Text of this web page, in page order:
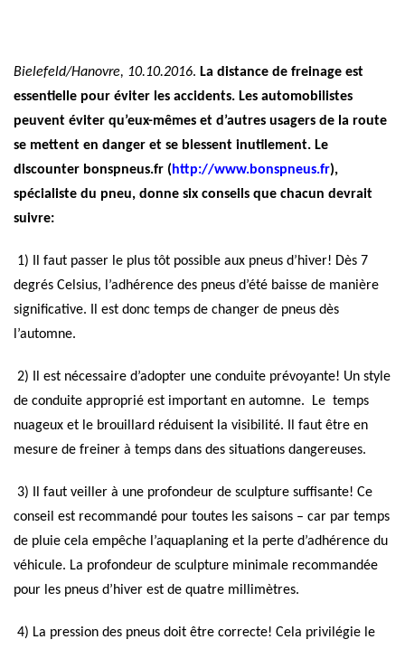
Bielefeld/Hanovre, 10.10.2016. La distance de freinage est
essentielle pour éviter les accidents. Les automobilistes
peuvent éviter qu’eux-mêmes et d’autres usagers de la route
se mettent en danger et se blessent inutilement. Le
discounter bonspneus.fr ( http://www.bonspneus.fr),
spécialiste du pneu, donne six conseils que chacun devrait
suivre:
1) Il faut passer le plus tôt possible aux pneus d’hiver! Dès 7
degrés Celsius, l’adhérence des pneus d’été baisse de manière
significative. Il est donc temps de changer de pneus dès
l’automne.
2) Il est nécessaire d’adopter une conduite prévoyante! Un style
de conduite approprié est important en automne. Le temps
nuageux et le brouillard réduisent la visibilité. Il faut être en
mesure de freiner à temps dans des situations dangereuses.
3) Il faut veiller à une profondeur de sculpture suffisante! Ce
conseil est recommandé pour toutes les saisons – car par temps
de pluie cela empêche l’aquaplaning et la perte d’adhérence du
véhicule. La profondeur de sculpture minimale recommandée
pour les pneus d’hiver est de quatre millimètres.
4) La pression des pneus doit être correcte! Cela privilégie le